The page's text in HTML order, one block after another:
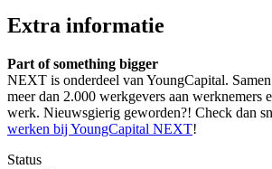
Extra informatie
Part of something bigger
NEXT is onderdeel van YoungCapital.
meer dan 2.000 werkgevers aan werknemers
werk. Nieuwsgierig geworden?! Check dan
werken bij YoungCapital NEXT!
Status